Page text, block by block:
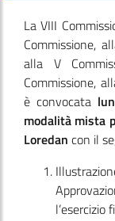
La VIII
Commissione,
alla V
Commissione,
è convocata
modalità mista
Loredan con il
l’esercizio